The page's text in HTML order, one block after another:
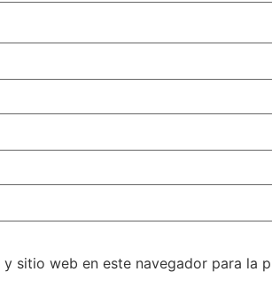
sitio web en este navegador para la